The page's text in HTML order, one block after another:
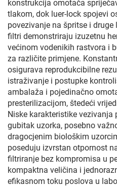
konstrukcija omotača
tlakom, dok luer-lock spojevi
povezivanje na špritse i
filtri demonstriraju izuzetnu
većinom vodenikih rastvora i
za različite primjene.
osigurava reprodukcibilne
istraživanje i postupke
ambalaža i pojedinačno
presterilizacijom, štedeći
Niske karakteristike
gubitak uzorka, posebno
dragocjenim biološkim
poseduju izvrstan otpornost
filtriranje bez kompromisa u
kompaktna veličina i
efikasnom toku poslova u